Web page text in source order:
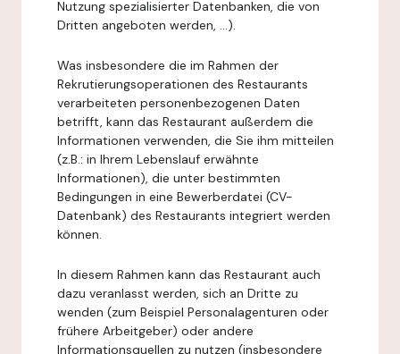
Nutzung spezialisierter Datenbanken, die von
Dritten angeboten werden, ...).
Was insbesondere die im Rahmen der
Rekrutierungsoperationen des Restaurants
verarbeiteten personenbezogenen Daten
betrifft, kann das Restaurant außerdem die
Informationen verwenden, die Sie ihm mitteilen
(z.B.: in Ihrem Lebenslauf erwähnte
Informationen), die unter bestimmten
Bedingungen in eine Bewerberdatei (CV-
Datenbank) des Restaurants integriert werden
können.
In diesem Rahmen kann das Restaurant auch
dazu veranlasst werden, sich an Dritte zu
wenden (zum Beispiel Personalagenturen oder
frühere Arbeitgeber) oder andere
Informationsquellen zu nutzen (insbesondere